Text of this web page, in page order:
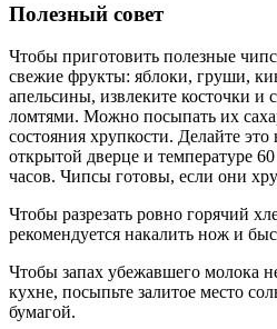
Полезный совет
Чтобы приготовить полезные
свежие фрукты: яблоки, груши,
апельсины, извлеките косточки и
ломтями. Можно посыпать их
состояния хрупкости. Делайте
открытой дверце и температуре
часов. Чипсы готовы, если они
Чтобы разрезать ровно горячий
рекомендуется накалить нож и
Чтобы запах убежавшего молока
кухне, посыпьте залитое место
бумагой.